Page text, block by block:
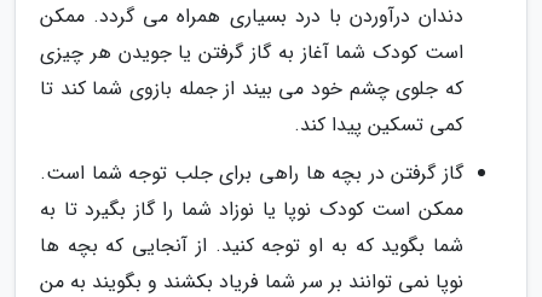
دندان درآوردن با درد بسیاری همراه می گردد. ممکن
است کودک شما آغاز به گاز گرفتن یا جویدن هر چیزی
که جلوی چشم خود می بیند از جمله بازوی شما کند تا
کمی تسکین پیدا کند.
گاز گرفتن در بچه ها راهی برای جلب توجه شما است.
ممکن است کودک نوپا یا نوزاد شما را گاز بگیرد تا به
شما بگوید که به او توجه کنید. از آنجایی که بچه ها
نوپا نمی توانند بر سر شما فریاد بکشند و بگویند به من